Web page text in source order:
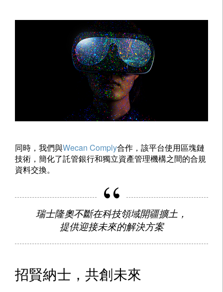
同時，我們與Wecan Comply合作，該平台使用區塊鏈
技術，簡化了託管銀行和獨立資產管理機構之間的合規
資料交換。
瑞士隆奧不斷在科技領域開疆擴土，
提供迎接未來的解決方案
招賢納士，共創未來